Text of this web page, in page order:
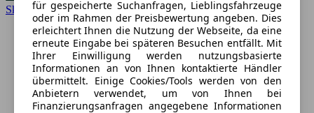
Skodafür gespeicherte Suchanfragen, Lieblingsfahrzeuge
oder im Rahmen der Preisbewertung angeben. Dies
erleichtert Ihnen die Nutzung der Webseite, da eine
erneute Eingabe bei späteren Besuchen entfällt. Mit
Ihrer Einwilligung werden nutzungsbasierte
Informationen an von Ihnen kontaktierte Händler
übermittelt. Einige Cookies/Tools werden von den
Anbietern verwendet, um von Ihnen bei
Finanzierungsanfragen angegebene Informationen